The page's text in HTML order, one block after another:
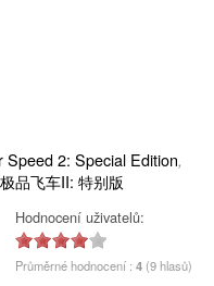
Speed 2: Special Edition,
极品飞车II: 特别版
Hodnocení uživatelů:
Průměrné hodnocení :4 (9 hlasů)